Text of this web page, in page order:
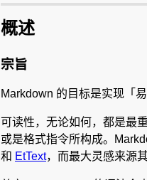
概述
宗旨
Markdown 的目标是实现「易
可读性，无论如何，都是最
或是格式指令所构成。
和 EtText，而最大灵感来源